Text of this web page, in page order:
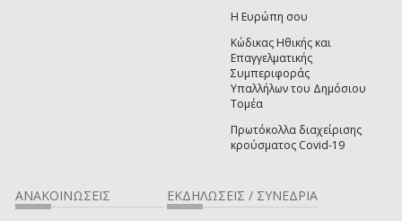
Η Ευρώπη σου
Κώδικας Ηθικής και
Επαγγελματικής
Συμπεριφοράς
Υπαλλήλων του Δημόσιου
Τομέα
Πρωτόκολλα διαχείρισης
κρούσματος Covid-19
ΑΝΑΚΟΙΝΩΣΕΙΣ ΕΚΔΗΛΩΣΕΙΣ / ΣΥΝΕΔΡΙΑ